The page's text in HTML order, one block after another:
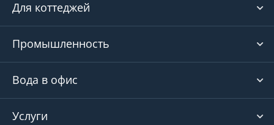
Для коттеджей
Промышленность
Вода в офис
Услуги